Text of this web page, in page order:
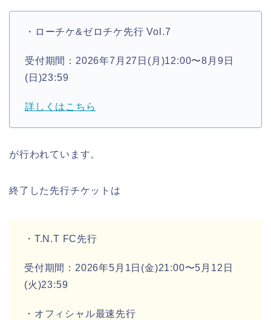
・ローチケ&ゼロチケ先行 Vol.7
受付期間：2026年7月27日(月)12:00〜8月9日
(日)23:59
詳しくはこちら
が行われています。
終了した先行チケットは
・T.N.T FC先行
受付期間：2026年5月1日(金)21:00〜5月12日
(火)23:59
・オフィシャル最速先行